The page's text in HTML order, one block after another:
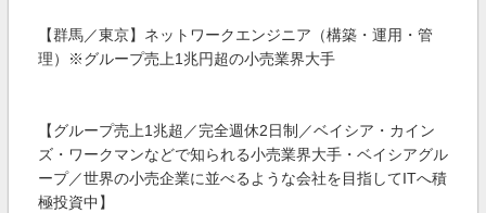
【群馬／東京】ネットワークエンジニア（構築・運用・管
理）※グループ売上1兆円超の小売業界大手
【グループ売上1兆超／完全週休2日制／ベイシア・カイン
ズ・ワークマンなどで知られる小売業界大手・ベイシアグル
ープ／世界の小売企業に並べるような会社を目指してITへ積
極投資中】